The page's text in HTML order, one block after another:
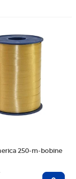
250-m-bobine